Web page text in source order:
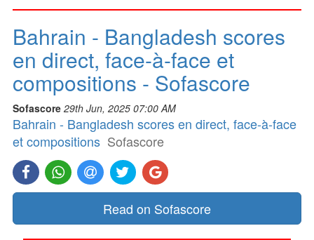
Bahrain - Bangladesh scores
en direct, face-à-face et
compositions - Sofascore
Sofascore 29th Jun, 2025 07:00 AM
Bahrain - Bangladesh scores en direct, face-à-face
et compositions Sofascore
Read on Sofascore